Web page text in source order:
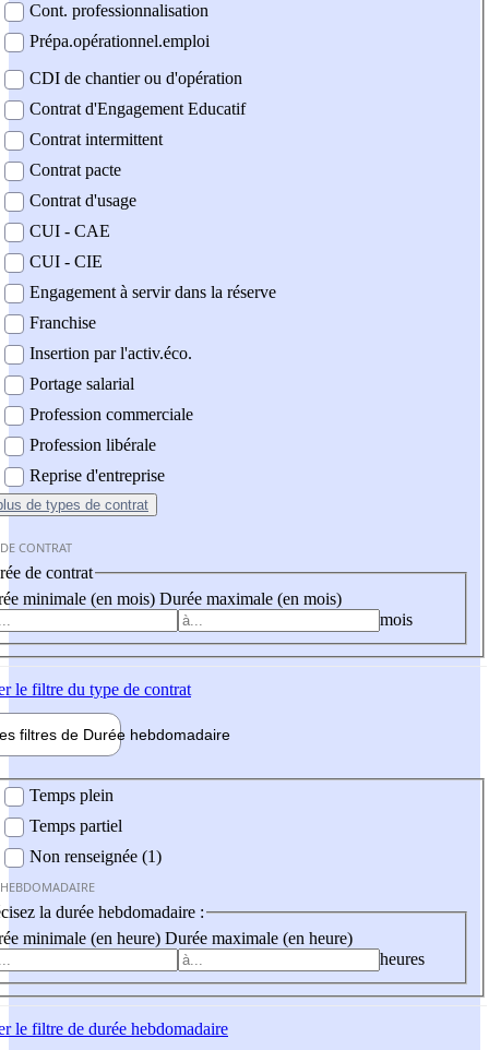
Cont. professionnalisation
Prépa.opérationnel.emploi
CDI de chantier ou d'opération
Contrat d'Engagement Educatif
Contrat intermittent
Contrat pacte
Contrat d'usage
CUI - CAE
CUI - CIE
Engagement à servir dans la réserve
Franchise
Insertion par l'activ.éco.
Portage salarial
Profession commerciale
Profession libérale
Reprise d'entreprise
de types de contrat
CONTRAT
de contrat
minimale (en mois) Durée maximale (en mois)
mois
le filtre du type de contrat
filtres de Durée hebdomadaire
Temps plein
Temps partiel
Non renseignée (1)
la durée hebdomadaire :
minimale (en heure) Durée maximale (en heure)
heures
le filtre de durée hebdomadaire